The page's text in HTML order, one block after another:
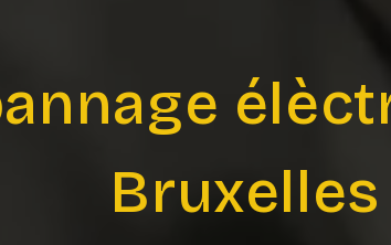
Bruxelles